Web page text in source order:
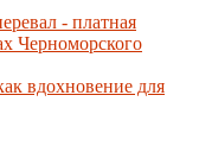
- платная
Черноморского
вдохновение для